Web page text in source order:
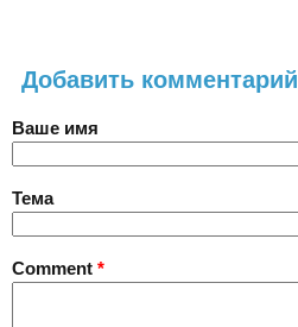
Добавить комментарий
Ваше имя
Тема
Comment *